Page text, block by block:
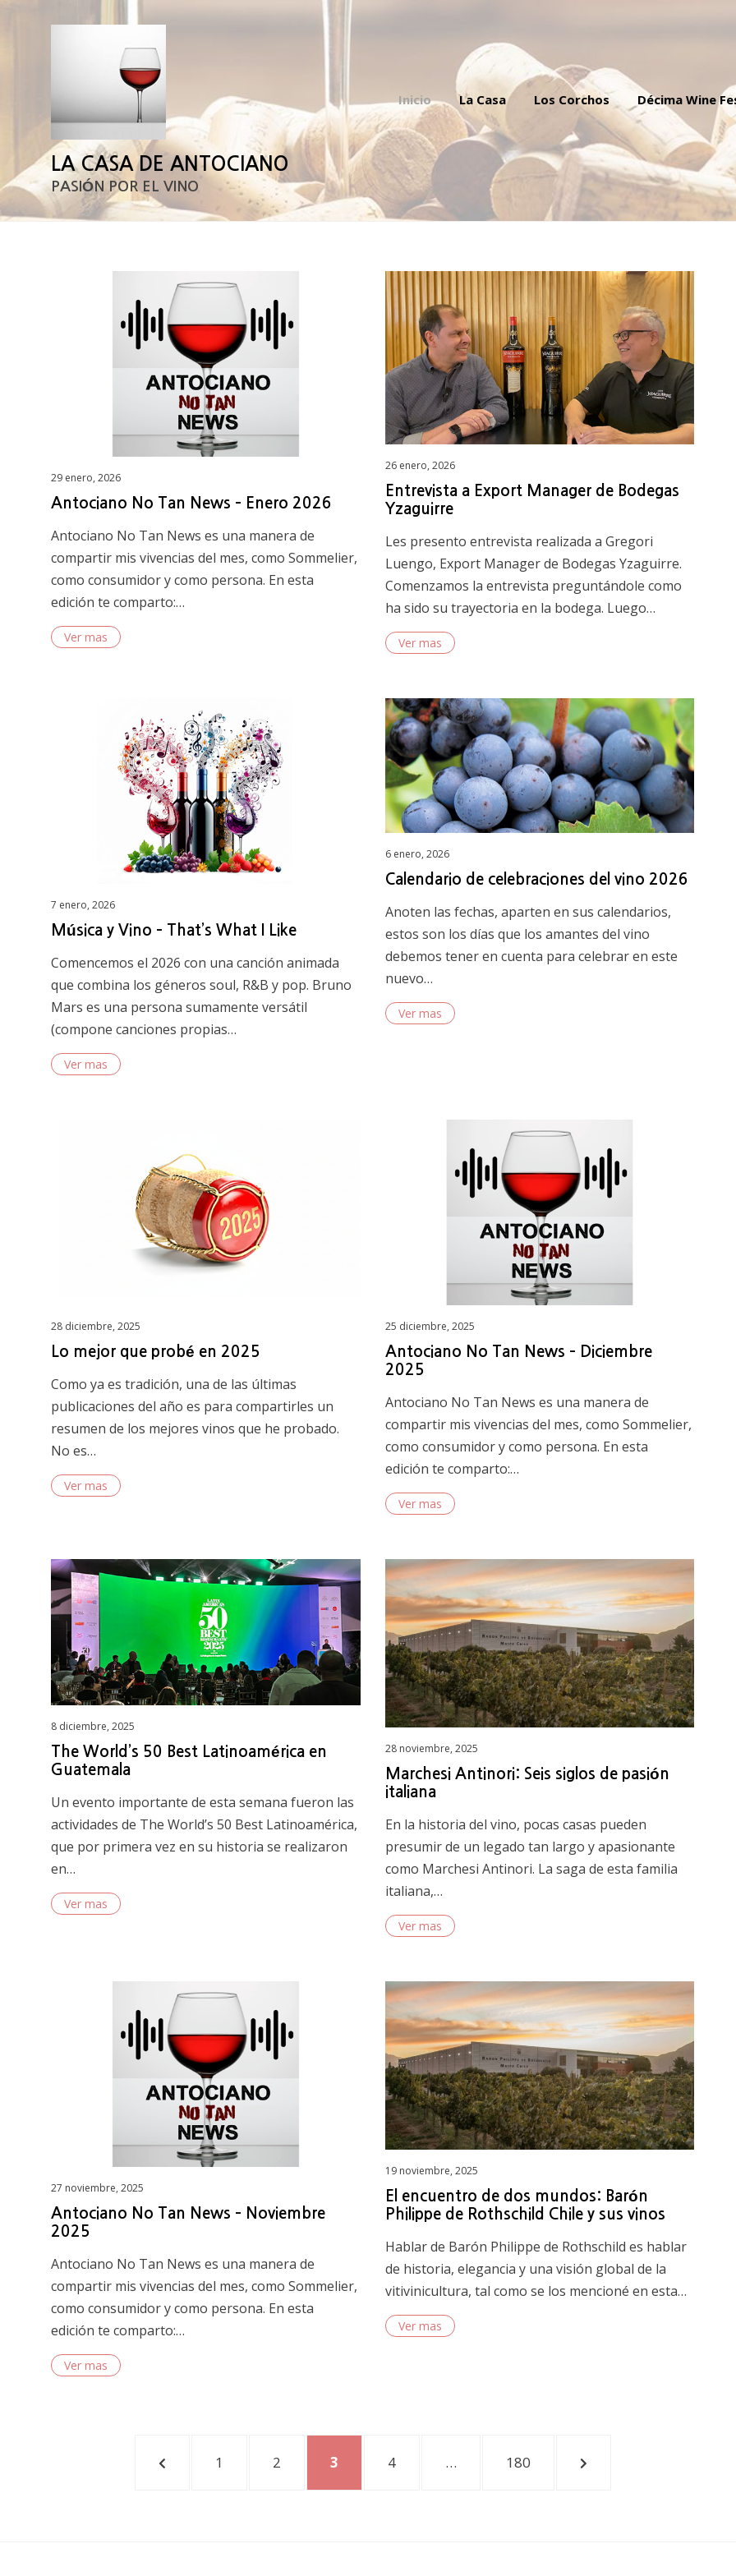
LA CASA DE ANTOCIANO
PASIÓN POR EL VINO
Inicio La Casa Los Corchos Décima Wine
Posted
on
29 enero, 2026
Antociano No Tan News – Enero 2026
Antociano No Tan News es una manera de
compartir mis vivencias del mes, como Sommelier,
como consumidor y como persona. En esta
edición te comparto:…
Ver mas
Posted
on
26 enero, 2026
Entrevista a Export Manager de Bodegas
Yzaguirre
Les presento entrevista realizada a Gregori
Luengo, Export Manager de Bodegas Yzaguirre.
Comenzamos la entrevista preguntándole como
ha sido su trayectoria en la bodega. Luego…
Ver mas
Posted
on
7 enero, 2026
Música y Vino – That’s What I Like
Comencemos el 2026 con una canción animada
que combina los géneros soul, R&B y pop. Bruno
Mars es una persona sumamente versátil
(compone canciones propias…
Ver mas
Posted
on
6 enero, 2026
Calendario de celebraciones del vino 2026
Anoten las fechas, aparten en sus calendarios,
estos son los días que los amantes del vino
debemos tener en cuenta para celebrar en este
nuevo…
Ver mas
Posted
on
28 diciembre, 2025
Lo mejor que probé en 2025
Como ya es tradición, una de las últimas
publicaciones del año es para compartirles un
resumen de los mejores vinos que he probado.
No es…
Ver mas
Posted
on
25 diciembre, 2025
Antociano No Tan News – Diciembre
2025
Antociano No Tan News es una manera de
compartir mis vivencias del mes, como Sommelier,
como consumidor y como persona. En esta
edición te comparto:…
Ver mas
Posted
on
8 diciembre, 2025
The World’s 50 Best Latinoamérica en
Guatemala
Un evento importante de esta semana fueron las
actividades de The World’s 50 Best Latinoamérica,
que por primera vez en su historia se realizaron
en…
Ver mas
Posted
on
28 noviembre, 2025
Marchesi Antinori: Seis siglos de pasión
italiana
En la historia del vino, pocas casas pueden
presumir de un legado tan largo y apasionante
como Marchesi Antinori. La saga de esta familia
italiana,…
Ver mas
Posted
on
27 noviembre, 2025
Antociano No Tan News – Noviembre
2025
Antociano No Tan News es una manera de
compartir mis vivencias del mes, como Sommelier,
como consumidor y como persona. En esta
edición te comparto:…
Ver mas
Posted
on
19 noviembre, 2025
El encuentro de dos mundos: Barón
Philippe de Rothschild Chile y sus vinos
Hablar de Barón Philippe de Rothschild es hablar
de historia, elegancia y una visión global de la
vitivinicultura, tal como se los mencioné en esta…
Ver mas
PREVIOUSPAGE
1 PAGE
2 PAGE
3 PAGE
4 … PAGE
180
NEXT